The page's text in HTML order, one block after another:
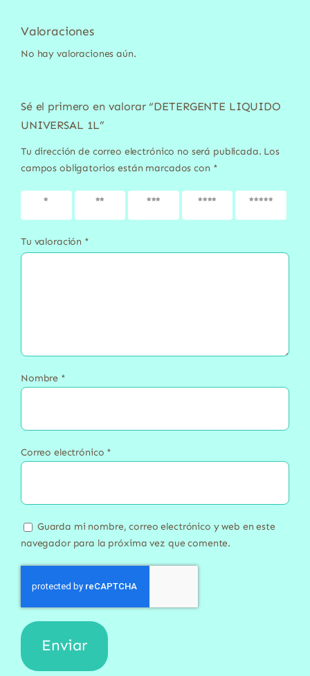
Valoraciones
No hay valoraciones aún.
Sé el primero en valorar “DETERGENTE LIQUIDO
UNIVERSAL 1L”
Tu dirección de correo electrónico no será publicada. Los
campos obligatorios están marcados con *
1 de 5
2 de 5
3 de 5
4 de 5
5 de 5
Tu valoración *
Nombre *
Correo electrónico *
Guarda mi nombre, correo electrónico y web en este
navegador para la próxima vez que comente.